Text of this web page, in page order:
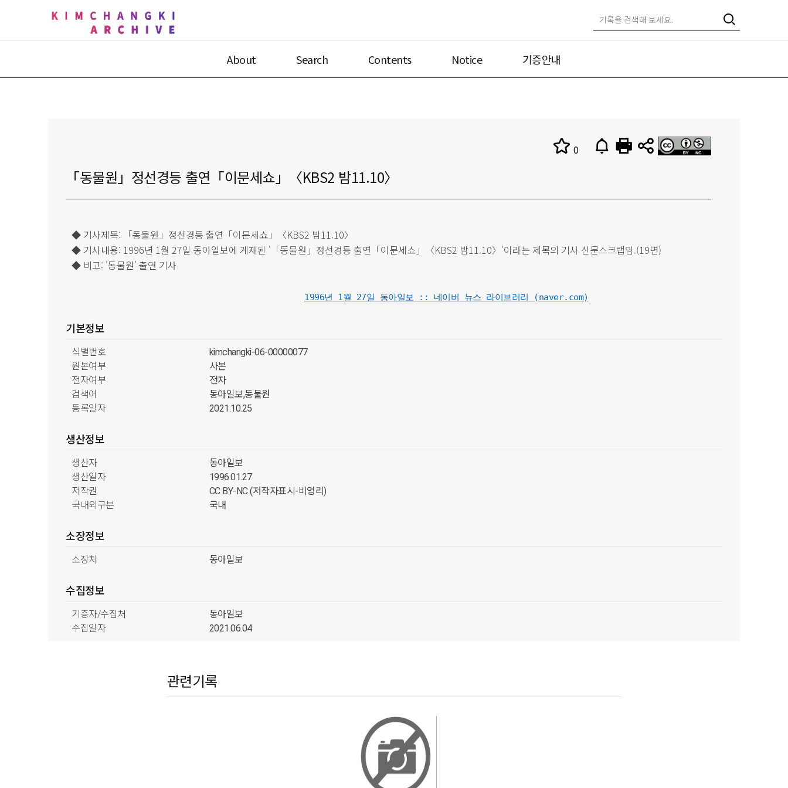
About Search Contents Notice 기증안내
0
「동물원」정선경등 출연「이문세쇼」〈KBS2 밤11.10〉
◆ 기사제목: 「동물원」정선경등 출연「이문세쇼」〈KBS2 밤11.10〉
◆ 기사내용: 1996년 1월 27일 동아일보에 게재된 '「동물원」정선경등 출연「이문세쇼」〈KBS2 밤11.10〉'이라는 제목의 기사 신문스크랩임.(19면)
◆ 비고: '동물원' 출연 기사
1996년 1월 27일 동아일보 :: 네이버 뉴스 라이브러리 (naver.com)
기본정보
식별번호
kimchangki-06-00000077
원본여부
사본
전자여부
전자
검색어
동아일보,동물원
등록일자
2021.10.25
생산정보
생산자
동아일보
생산일자
1996.01.27
저작권
CC BY-NC (저작자표시-비영리)
국내외구분
국내
소장정보
소장처 동아일보
수집정보
기증자/수집처
동아일보
수집일자
2021.06.04
신문류
1990년대
1996년
상세정보 닫기
관련기록